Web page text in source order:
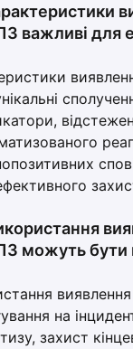
важливі для
можуть бути
на
захист